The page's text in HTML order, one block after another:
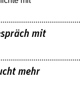
mit
mehr